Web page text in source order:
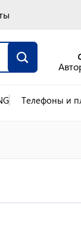
Телефоны и